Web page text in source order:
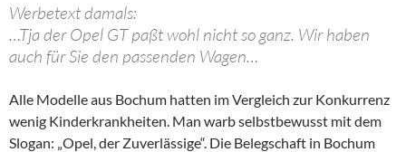
Werbetext damals:
…Tja der Opel GT paßt wohl nicht so ganz. Wir haben
auch für Sie den passenden Wagen…
Alle Modelle aus Bochum hatten im Vergleich zur Konkurrenz
wenig Kinderkrankheiten. Man warb selbstbewusst mit dem
Slogan: „Opel, der Zuverlässige“. Die Belegschaft in Bochum